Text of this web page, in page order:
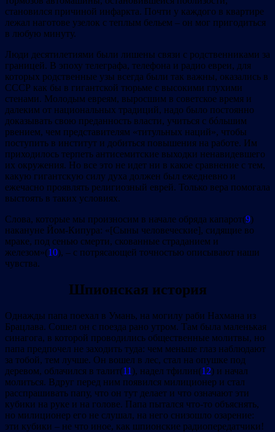
становился причиной инфаркта. Почти у каждого в квартире
лежал наготове узелок с теплым бельем – он мог пригодиться
в любую минуту.
Люди десятилетиями были лишены связи с родственниками за
границей. В эпоху телеграфа, телефона и радио евреи, для
которых родственные узы всегда были так важны, оказались в
СССР как бы в гигантской тюрьме с высокими глухими
стенами. Молодым евреям, выросшим в советское время и
далеким от национальных традиций, надо было постоянно
доказывать свою преданность власти, учиться с бóльшим
рвением, чем представителям «титульных наций», чтобы
поступить в институт и добиться повышения на работе. Им
приходилось терпеть антисемитские выходки ненавидевшего
их окружения. Но все это не идет ни в какое сравнение с тем,
какую гигантскую силу духа должен был ежедневно и
ежечасно проявлять религиозный еврей. Только вера помогала
выстоять в таких условиях.
Слова, которые мы произносим в начале обряда капарот(9)
накануне Йом‐Кипура: «[Сыны человеческие], сидящие во
мраке, под сенью смерти, скованные страданием и
железом»(10), – с потрясающей точностью описывают наши
чувства.
Шпионская история
Однажды папа поехал в Умань, на могилу раби Нахмана из
Брацлава. Сошел он с поезда рано утром. Там была маленькая
синагога, в которой проводились общественные молитвы, но
папа предпочел не заходить туда: чем меньше глаз наблюдают
за тобой, тем лучше. Он вошел в лес, стал на опушке под
деревом, облачился в талит(11 ), надел тфилин(12) и начал
молиться. Вдруг перед ним появился милиционер и стал
расспрашивать папу, что он тут делает и что означают эти
кубики на руке и на голове. Папа пытался что‐то объяснять,
но милиционер его не слушал, на него снизошло озарение:
эти кубики – не что иное, как шпионские радиопередатчики!